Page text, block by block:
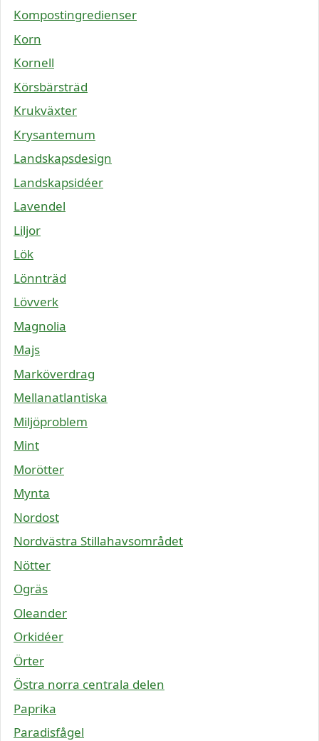
Kompostingredienser
Korn
Kornell
Körsbärsträd
Krukväxter
Krysantemum
Landskapsdesign
Landskapsidéer
Lavendel
Liljor
Lök
Lönnträd
Lövverk
Magnolia
Majs
Marköverdrag
Mellanatlantiska
Miljöproblem
Mint
Morötter
Mynta
Nordost
Nordvästra Stillahavsområdet
Nötter
Ogräs
Oleander
Orkidéer
Örter
Östra norra centrala delen
Paprika
Paradisfågel